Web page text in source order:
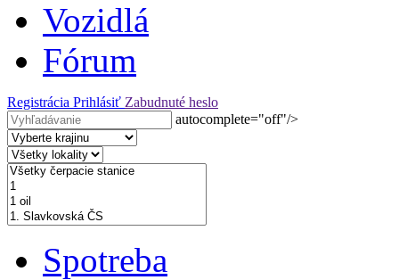
Vozidlá
Fórum
Registrácia Prihlásiť Zabudnuté heslo
autocomplete="off"/>
Spotreba